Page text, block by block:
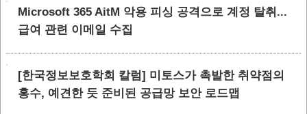
Microsoft 365 AitM 악용 피싱 공격으로 계정 탈취...
급여 관련 이메일 수집
[한국정보보호학회 칼럼] 미토스가 촉발한 취약점의
홍수, 예견한 듯 준비된 공급망 보안 로드맵